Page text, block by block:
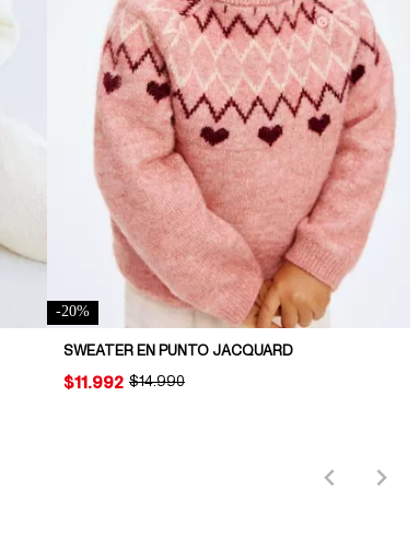
-20%
SWEATER EN PUNTO JACQUARD
ORIGINAL PRICE:
$14.990
PRICE:
$11.992